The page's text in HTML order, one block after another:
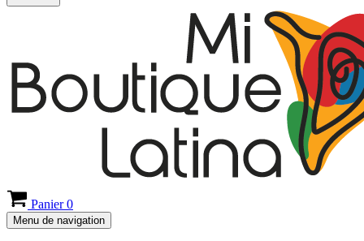
Panier0
Menu de navigation